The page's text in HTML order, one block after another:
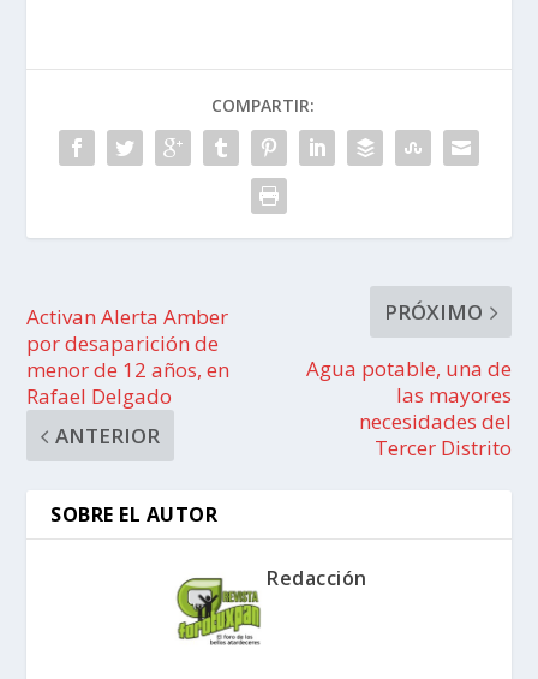
COMPARTIR:
Activan Alerta Amber
por desaparición de
menor de 12 años, en
Rafael Delgado
ANTERIOR
PRÓXIMO
Agua potable, una de
las mayores
necesidades del
Tercer Distrito
SOBRE EL AUTOR
Redacción